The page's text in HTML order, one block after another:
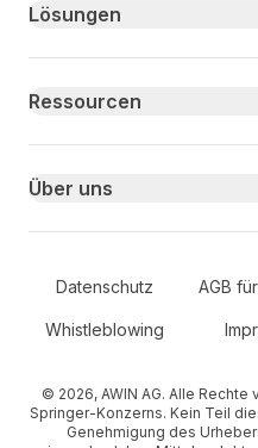
Primary footer navigation
Lösungen
Ressourcen
Über uns
Secondary Footer
Datenschutz AGB
Whistleblowing
© 2026, AWIN AG. Alle
Springer-Konzerns. Kein Teil
Genehmigung des